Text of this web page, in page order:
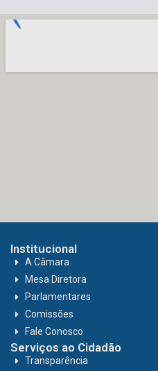
Institucional
A Câmara
Mesa Diretora
Parlamentares
Comissões
Fale Conosco
Serviços ao Cidadão
Transparência